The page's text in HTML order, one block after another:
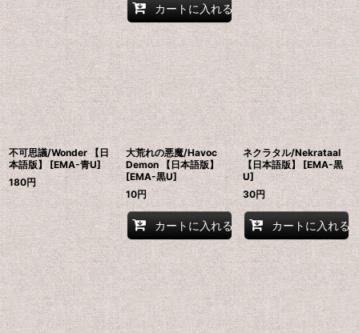
カートに入れる
不可思議/Wonder 【日
本語版】 [EMA-青U]
180円
大荒れの悪魔/Havoc
Demon 【日本語版】
[EMA-黒U]
10円
カートに入れる
ネクラタル/Nekrataal
【日本語版】 [EMA-黒
U]
30円
カートに入れる